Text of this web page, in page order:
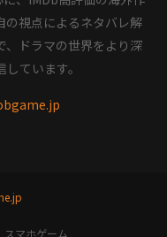
の視点によるネタバレ解
、ドラマの世界をより深
ています。
スマホゲーム